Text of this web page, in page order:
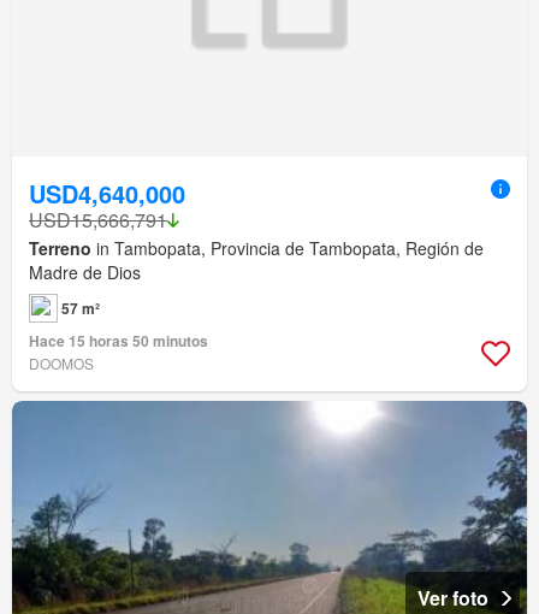
USD4,640,000
USD15,666,791
Terreno in Tambopata, Provincia de Tambopata, Región de
Madre de Dios
57 m²
Hace 15 horas 50 minutos
DOOMOS
Ver foto